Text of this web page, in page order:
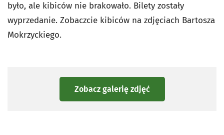
było, ale kibiców nie brakowało. Bilety zostały
wyprzedanie. Zobaczcie kibiców na zdjęciach Bartosza
Mokrzyckiego.
Zobacz galerię zdjęć